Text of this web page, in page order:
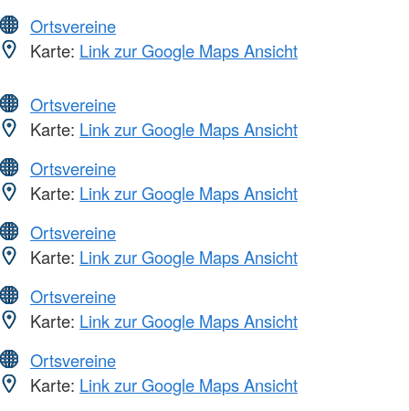
Ortsvereine
Karte: Link zur Google Maps Ansicht
Ortsvereine
Karte: Link zur Google Maps Ansicht
Ortsvereine
Karte: Link zur Google Maps Ansicht
Ortsvereine
Karte: Link zur Google Maps Ansicht
Ortsvereine
Karte: Link zur Google Maps Ansicht
Ortsvereine
Karte: Link zur Google Maps Ansicht